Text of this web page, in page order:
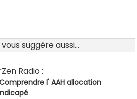
suggère aussi...
Radio :
l' AAH allocation